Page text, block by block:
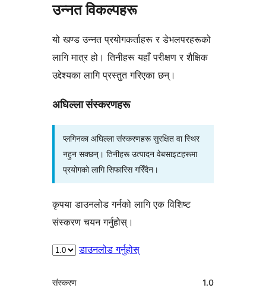
उन्नत विकल्पहरू
यो खण्ड उन्नत प्रयोगकर्ताहरू र डेभलपरहरूको
लागि मात्र हो। तिनीहरू यहाँ परीक्षण र शैक्षिक
उद्देश्यका लागि प्रस्तुत गरिएका छन्।
अघिल्ला संस्करणहरू
प्लगिनका अघिल्ला संस्करणहरू सुरक्षित वा स्थिर
नहुन सक्छन्। तिनीहरू उत्पादन वेबसाइटहरूमा
प्रयोगको लागि सिफारिस गरिँदैन।
कृपया डाउनलोड गर्नको लागि एक विशिष्ट
संस्करण चयन गर्नुहोस्।
डाउनलोड गर्नुहोस्
मेटा
संस्करण 1.0